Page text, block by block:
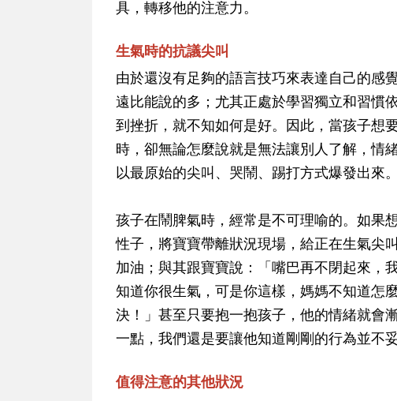
具，轉移他的注意力。
生氣時的抗議尖叫
由於還沒有足夠的語言技巧來表達自己的感
遠比能說的多；尤其正處於學習獨立和習慣
到挫折，就不知如何是好。因此，當孩子想
時，卻無論怎麼說就是無法讓別人了解，情
以最原始的尖叫、哭鬧、踢打方式爆發出來。
孩子在鬧脾氣時，經常是不可理喻的。如果
性子，將寶寶帶離狀況現場，給正在生氣尖
加油 ；與其跟寶寶說：「嘴巴再不閉起來
知道你很生氣，可是你這樣，媽媽不知道怎
決！」甚至只要抱一抱孩子，他的情緒就會
一點，我們還是要讓他知道剛剛的行為並不
值得注意的其他狀況